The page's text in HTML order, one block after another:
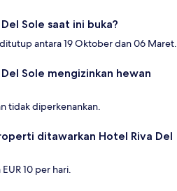
Sole saat ini buka?
antara 19 Oktober dan 06 Maret.
Sole mengizinkan hewan
tidak diperkenankan.
ditawarkan Hotel Riva Del
10 per hari.